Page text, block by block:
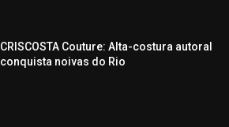
CRISCOSTA Couture: Alta-costura autoral
conquista noivas do Rio